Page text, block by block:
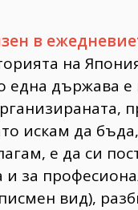
в
на
държава е
искам да
е да си
и за
вид),